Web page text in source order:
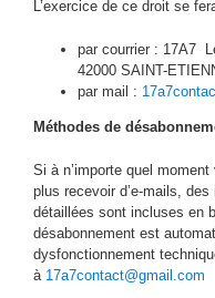
L’exercice de ce droit se
par courrier : 17A7
42000 SAINT-
par mail :
Méthodes de
Si à n’importe quel
plus recevoir d’e-mails,
détaillées sont incluses en
désabonnement est
dysfonctionnement
à 17a7contact@gmail.com